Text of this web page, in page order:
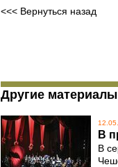
<<< Вернуться назад
Другие
В
В